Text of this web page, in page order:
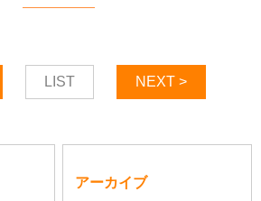
LIST NEXT >
アーカイブ